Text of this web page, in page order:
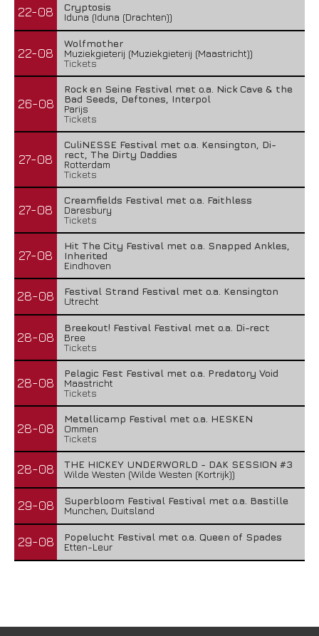
22-08
Cryptosis
Iduna (Iduna (Drachten))
22-08
Wolfmother
Muziekgieterij (Muziekgieterij (Maastricht))
Tickets
26-08
Rock en Seine Festival met o.a. Nick Cave & the
Bad Seeds, Deftones, Interpol
Parijs
Tickets
27-08
CuliNESSE Festival met o.a. Kensington, Di-
rect, The Dirty Daddies
Rotterdam
Tickets
27-08
Creamfields Festival met o.a. Faithless
Daresbury
Tickets
27-08
Hit The City Festival met o.a. Snapped Ankles,
Inherited
Eindhoven
28-08
Festival Strand Festival met o.a. Kensington
Utrecht
28-08
Breekout! Festival Festival met o.a. Di-rect
Bree
Tickets
28-08
Pelagic Fest Festival met o.a. Predatory Void
Maastricht
Tickets
28-08
Metallicamp Festival met o.a. HESKEN
Ommen
Tickets
28-08
THE HICKEY UNDERWORLD - DAK SESSION #3
Wilde Westen (Wilde Westen (Kortrijk))
29-08
Superbloom Festival Festival met o.a. Bastille
Munchen, Duitsland
29-08
Popelucht Festival met o.a. Queen of Spades
Etten-Leur